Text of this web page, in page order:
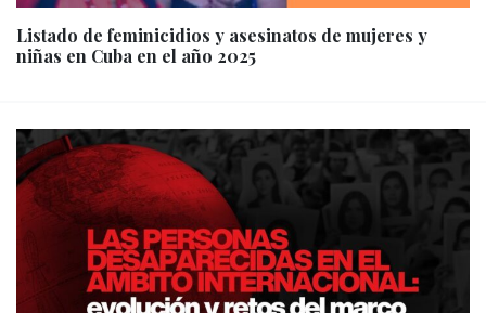
Listado de feminicidios y asesinatos de mujeres y
niñas en Cuba en el año 2025